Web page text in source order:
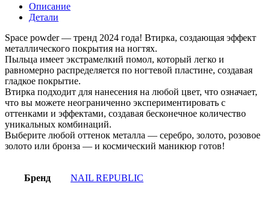
Описание
Детали
Space powder — тренд 2024 года! Втирка, создающая эффект
металлического покрытия на ногтях.
Пыльца имеет экстрамелкий помол, который легко и
равномерно распределяется по ногтевой пластине, создавая
гладкое покрытие.
Втирка подходит для нанесения на любой цвет, что означает,
что вы можете неограниченно экспериментировать с
оттенками и эффектами, создавая бесконечное количество
уникальных комбинаций.
Выберите любой оттенок металла — серебро, золото, розовое
золото или бронза — и космический маникюр готов!
Бренд NAIL REPUBLIC